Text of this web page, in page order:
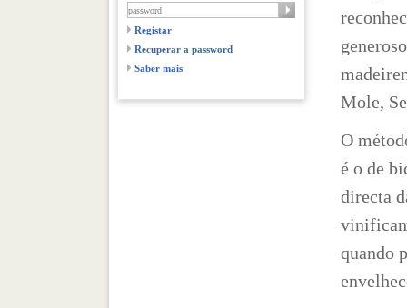
Registar
Recuperar a password
Saber mais
Mole,
O
é o de
directa
quando